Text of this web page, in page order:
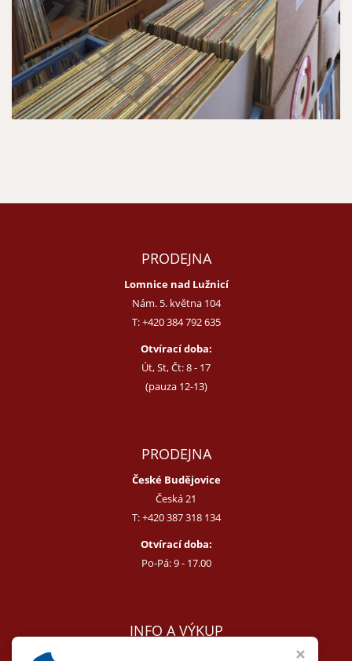
PRODEJNA
Lomnice nad Lužnicí
Nám. 5. května 104
T:+420 384 792 635
Otvírací doba:
Út, St, Čt: 8 - 17
(pauza 12-13)
PRODEJNA
České Budějovice
Česká 21
T:+420 387 318 134
Otvírací doba:
Po-Pá: 9 - 17.00
INFO A VÝKUP